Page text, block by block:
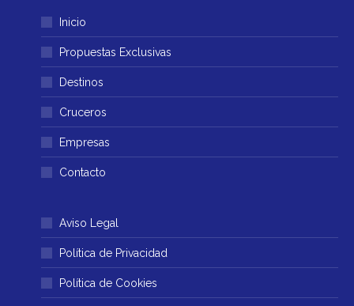
abre
una
ventana
se
abre
en
una
ventana
Inicio
Propuestas Exclusivas
Destinos
Cruceros
Empresas
Contacto
Aviso Legal
Política de Privacidad
Política de Cookies